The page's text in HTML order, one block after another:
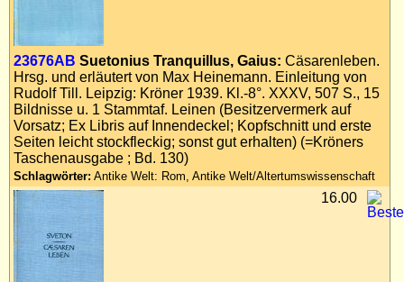
23676AB Suetonius Tranquillus, Gaius: Cäsarenleben.
Hrsg. und erläutert von Max Heinemann. Einleitung von
Rudolf Till. Leipzig: Kröner 1939. Kl.-8°. XXXV, 507 S., 15
Bildnisse u. 1 Stammtaf. Leinen (Besitzervermerk auf
Vorsatz; Ex Libris auf Innendeckel; Kopfschnitt und erste
Seiten leicht stockfleckig; sonst gut erhalten) (=Kröners
Taschenausgabe ; Bd. 130)
Schlagwörter: Antike Welt: Rom, Antike Welt/Altertumswissenschaft
16.00